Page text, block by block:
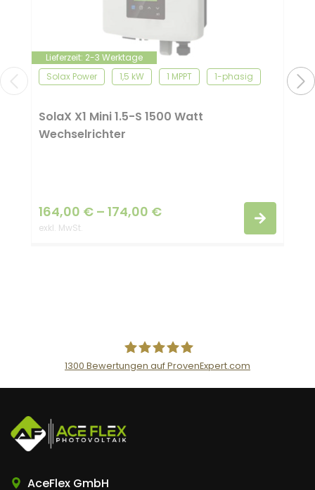
Lieferzeit: 2-3 Werktage
Solax Power
1,5 kW 1 MPPT 1-phasig
SolaX X1 Mini 1.5-S 1500 Watt
Wechselrichter
164,00 € – 174,00 €
exkl. MwSt.
AceFlex GmbH
1300 Bewertungen auf ProvenExpert.com
AceFlex GmbH